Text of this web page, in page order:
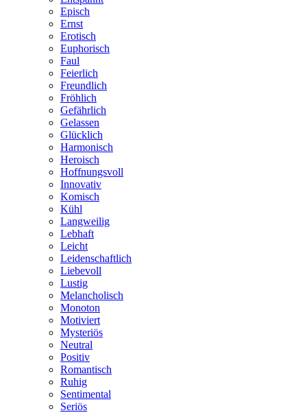
Episch
Ernst
Erotisch
Euphorisch
Faul
Feierlich
Freundlich
Fröhlich
Gefährlich
Gelassen
Glücklich
Harmonisch
Heroisch
Hoffnungsvoll
Innovativ
Komisch
Kühl
Langweilig
Lebhaft
Leicht
Leidenschaftlich
Liebevoll
Lustig
Melancholisch
Monoton
Motiviert
Mysteriös
Neutral
Positiv
Romantisch
Ruhig
Sentimental
Seriös